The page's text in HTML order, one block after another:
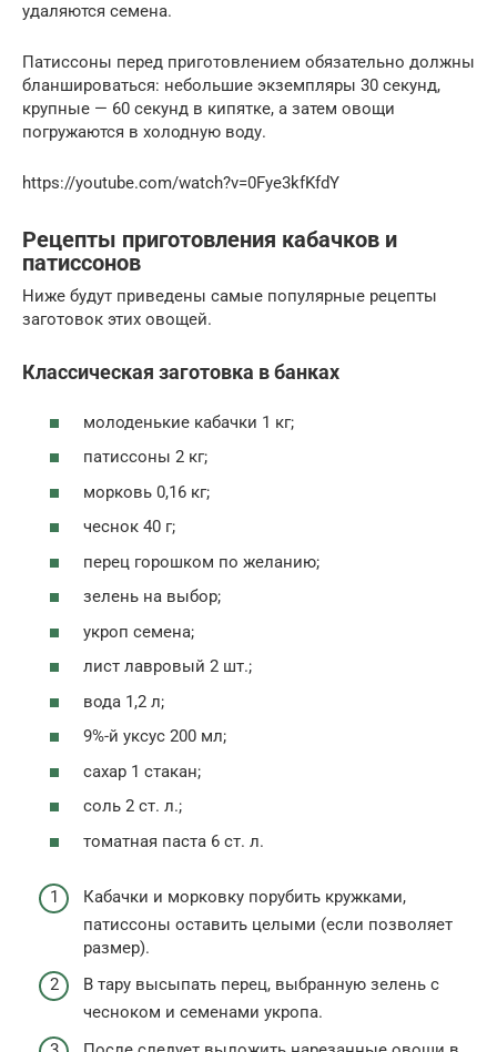
удаляются семена.
Патиссоны перед приготовлением обязательно должны
бланшироваться: небольшие экземпляры 30 секунд,
крупные — 60 секунд в кипятке, а затем овощи
погружаются в холодную воду.
https://youtube.com/watch?v=0Fye3kfKfdY
Рецепты приготовления кабачков и
патиссонов
Ниже будут приведены самые популярные рецепты
заготовок этих овощей.
Классическая заготовка в банках
молоденькие кабачки 1 кг;
патиссоны 2 кг;
морковь 0,16 кг;
чеснок 40 г;
перец горошком по желанию;
зелень на выбор;
укроп семена;
лист лавровый 2 шт.;
вода 1,2 л;
9%-й уксус 200 мл;
сахар 1 стакан;
соль 2 ст. л.;
томатная паста 6 ст. л.
Кабачки и морковку порубить кружками,
патиссоны оставить целыми (если позволяет
размер).
В тару высыпать перец, выбранную зелень с
чесноком и семенами укропа.